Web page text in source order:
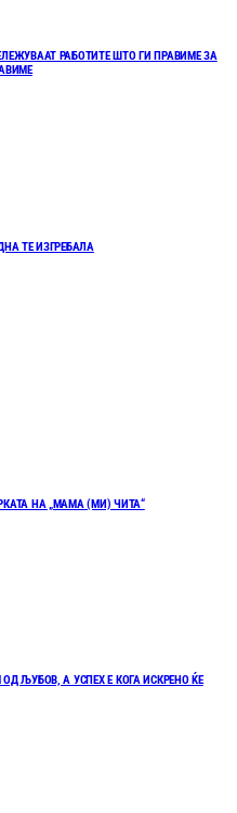
РАБОТИТЕ ШТО ГИ ПРАВИМЕ ЗА
ТЕ ИЗГРЕБАЛА
НА „МАМА (МИ) ЧИТА“
ЉУБОВ, А УСПЕХ Е КОГА ИСКРЕНО ЌЕ